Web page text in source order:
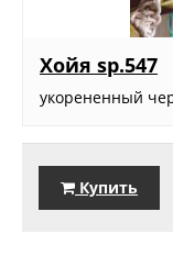
Хойя sp.547
укорененный
Купить